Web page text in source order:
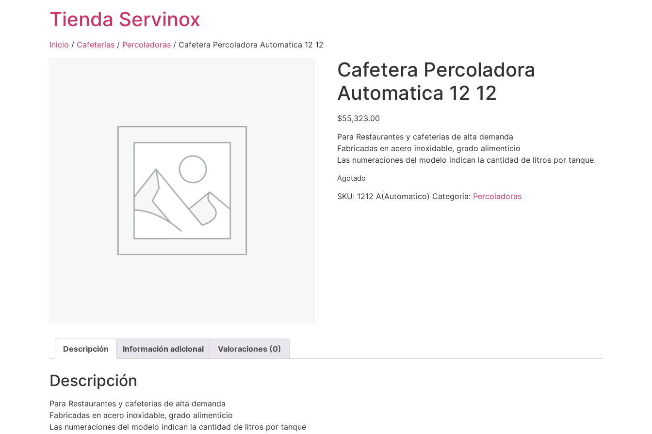
Tienda Servinox
Inicio / Cafeterías / Percoladoras / Cafetera Percoladora Automatica 12 12
Cafetera Percoladora
Automatica 12 12
$55,323.00
Para Restaurantes y cafeterias de alta demanda
Fabricadas en acero inoxidable, grado alimenticio
Las numeraciones del modelo indican la cantidad de litros por tanque.
Agotado
SKU: 1212 A(Automatico) Categoría: Percoladoras
Descripción Información adicional Valoraciones (0)
Descripción
Para Restaurantes y cafeterias de alta demanda
Fabricadas en acero inoxidable, grado alimenticio
Las numeraciones del modelo indican la cantidad de litros por tanque